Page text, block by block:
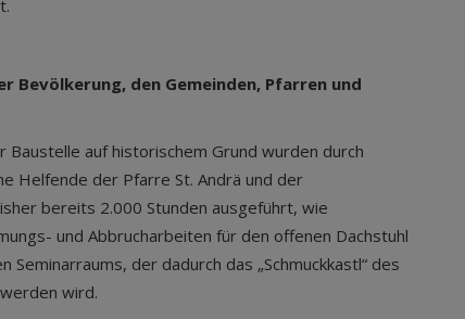
Bevölkerung, den Gemeinden, Pfarren und
Baustelle auf historischem Grund wurden durch
Helfende der Pfarre St. Andrä und der
bereits 2.000 Stunden ausgeführt, wie
und Abbrucharbeiten für den offenen Dachstuhl
Seminarraums, der dadurch das „Schmuckkastl“ des
wird.